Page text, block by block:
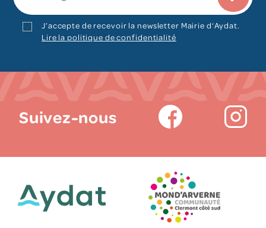
J’accepte de recevoir la newsletter Mairie d‘Aydat.
Lire la politique de confidentialité
Suivez-nous